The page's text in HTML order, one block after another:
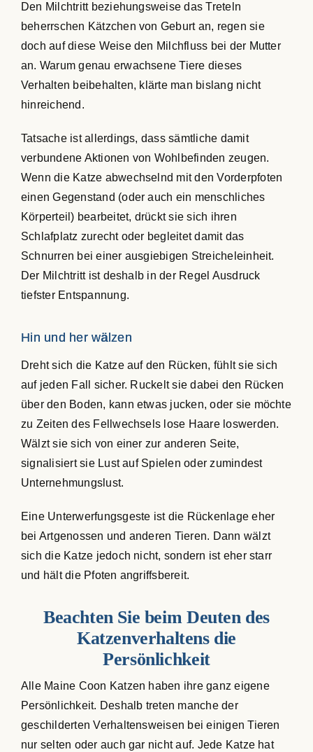
Den Milchtritt beziehungsweise das Treteln
beherrschen Kätzchen von Geburt an, regen sie
doch auf diese Weise den Milchfluss bei der Mutter
an. Warum genau erwachsene Tiere dieses
Verhalten beibehalten, klärte man bislang nicht
hinreichend.
Tatsache ist allerdings, dass sämtliche damit
verbundene Aktionen von Wohlbefinden zeugen.
Wenn die Katze abwechselnd mit den Vorderpfoten
einen Gegenstand (oder auch ein menschliches
Körperteil) bearbeitet, drückt sie sich ihren
Schlafplatz zurecht oder begleitet damit das
Schnurren bei einer ausgiebigen Streicheleinheit.
Der Milchtritt ist deshalb in der Regel Ausdruck
tiefster Entspannung.
Hin und her wälzen
Dreht sich die Katze auf den Rücken, fühlt sie sich
auf jeden Fall sicher. Ruckelt sie dabei den Rücken
über den Boden, kann etwas jucken, oder sie möchte
zu Zeiten des Fellwechsels lose Haare loswerden.
Wälzt sie sich von einer zur anderen Seite,
signalisiert sie Lust auf Spielen oder zumindest
Unternehmungslust.
Eine Unterwerfungsgeste ist die Rückenlage eher
bei Artgenossen und anderen Tieren. Dann wälzt
sich die Katze jedoch nicht, sondern ist eher starr
und hält die Pfoten angriffsbereit.
Beachten Sie beim Deuten des
Katzenverhaltens die
Persönlichkeit
Alle Maine Coon Katzen haben ihre ganz eigene
Persönlichkeit. Deshalb treten manche der
geschilderten Verhaltensweisen bei einigen Tieren
nur selten oder auch gar nicht auf. Jede Katze hat